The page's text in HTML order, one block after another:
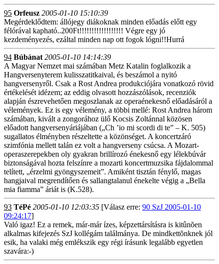
95 Orfeusz 2005-01-10 15:10:39
Megérdeklődtem: állójegy diákoknak minden előadás előtt egy
félórával kapható..200Ft!!!!!!!!!!!!!!!!!! Végre egy jó
kezdeményezés, ezáltal minden nap ott fogok lógni!!Hurrá
94 Búbánat 2005-01-10 14:14:39
A Magyar Nemzet mai számában Metz Katalin foglalkozik a
Hangversenyterem kulisszatitkaival, és beszámol a nyitó
hangversenyről. Csak a Rost Andrea produkciójára vonatkozó rövid
értékelését idézem; az eddig olvasott hozzászólások, recenziók
alapján észrevehetően megoszlanak az operaénekesnő előadásáról a
vélemények. Ez is egy vélemény, a többi mellé: Rost Andrea három
számában, kivált a zongorához ülő Kocsis Zoltánnal közösen
előadott hangversenyáriájában („Ch ’io mi scordi di te” – K. 505)
sugallatos élményben részeltette a közönséget. A koncertzáró
szimfónia mellett talán ez volt a hangverseny csúcsa. A Mozart-
operaszerepekben oly gyakran brillírozó énekesnő egy lélekbúvár
biztonságával hozta felszínre a mozarti koncertmuzsika fájdalommal
telített, „érzelmi gyöngyszemeit”. Amiként tisztán fénylő, magas
hangjaival megrendítően és sallangtalanul énekelte végig a „Bella
mia fiamma” áriát is (K.528).
93 TéPé 2005-01-10 12:03:35 [Válasz erre: 90 SzJ 2005-01-10
09:24:17]
Való igaz! Ez a remek, már-már ízes, képzettársításra is kitûnõen
alkalmas kifejezés SzJ kollégám találmánya. De mindkettõnknek jól
esik, ha valaki még emlékszik egy régi írásunk legalább egyetlen
szavára:-)